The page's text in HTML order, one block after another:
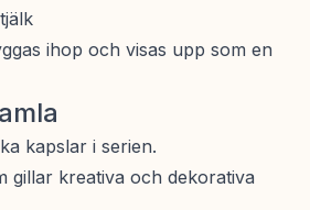
ihop och visas upp som en
kapslar i serien.
gillar kreativa och dekorativa